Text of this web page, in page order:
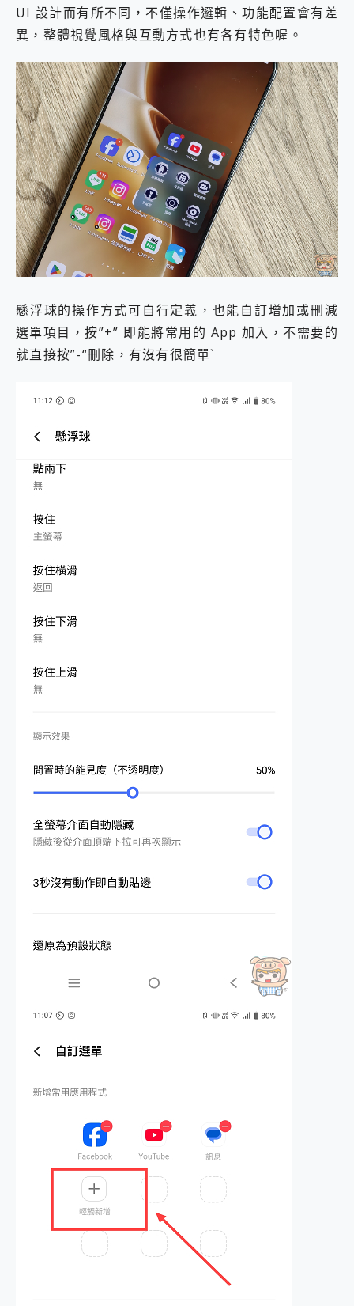
UI 設計而有所不同，不僅操作邏輯、功能配置會有差
異，整體視覺風格與互動方式也有各有特色喔。
懸浮球的操作方式可自行定義，也能自訂增加或刪減
選單項目，按”+” 即能將常用的 App 加入，不需要的
就直接按”-“刪除，有沒有很簡單`